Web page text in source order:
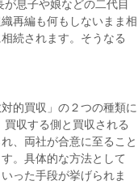
息子や娘などの二代目
再編も何もしないまま相
続されます。そうなる
的買収」の２つの種類に
収する側と買収される
、両社が合意に至ること
。具体的な方法として
った手段が挙げられま